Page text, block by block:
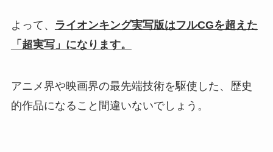
よって、
ライオンキング実写版はフルCGを超えた
「超実写」になります。
アニメ界や映画界の最先端技術を駆使した、歴史
的作品になること間違いないでしょう。